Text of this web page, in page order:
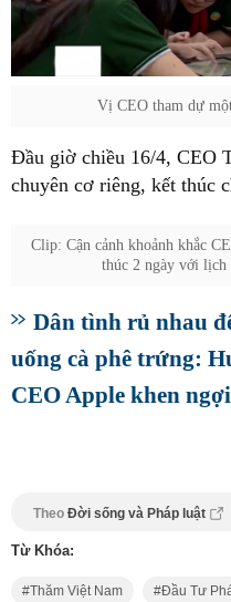
Vị CEO tham dự
Đầu giờ chiều 16/4, CEO
chuyên cơ riêng, kết thúc
Clip: Cận cảnh khoảnh khắc
thúc 2 ngày với
Dân tình rủ nhau
uống cà phê trứng:
CEO Apple khen
Theo Đời sống và Pháp luật
Từ Khóa:
Thăm Việt Nam Đầu Tư